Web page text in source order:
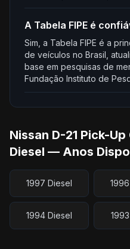
A Tabela FIPE é
Sim, a Tabela FIPE é a
de veículos no Brasil,
base em pesquisas de
Fundação Instituto de
Nissan D-21 Pick-
Diesel — Anos
1997 Diesel
1994 Diesel